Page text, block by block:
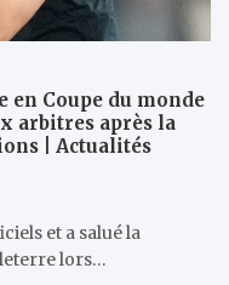
en Coupe du monde
arbitres après la
| Actualités
et a salué la
lors…